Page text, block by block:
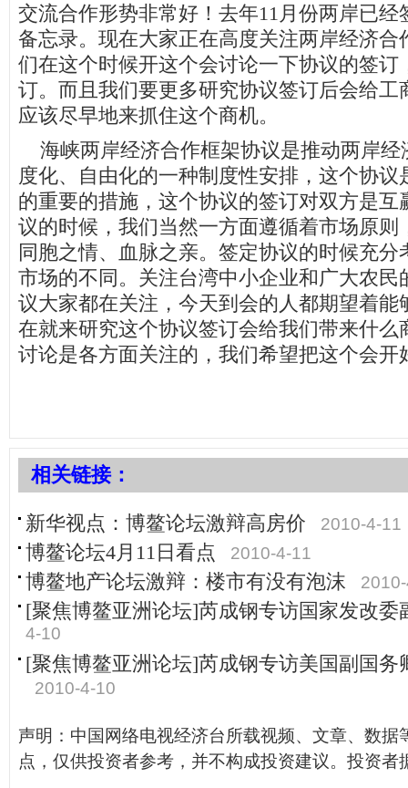
交流合作形势非常好！去年11月份两岸已经
备忘录。现在大家正在高度关注两岸经济合
们在这个时候开这个会讨论一下协议的签订
订。而且我们要更多研究协议签订后会给工
应该尽早地来抓住这个商机。
海峡两岸经济合作框架协议是推动两岸经
度化、自由化的一种制度性安排，这个协议
的重要的措施，这个协议的签订对双方是互
议的时候，我们当然一方面遵循着市场原则
同胞之情、血脉之亲。签定协议的时候充
市场的不同。关注台湾中小企业和广大农民
议大家都在关注，今天到会的人都期望着能
在就来研究这个协议签订会给我们带来什么
讨论是各方面关注的，我们希望把这个会开
相关链接：
新华视点：博鳌论坛激辩高房价 2010-4-11
博鳌论坛4月11日看点 2010-4-11
博鳌地产论坛激辩：楼市有没有泡沫
[聚焦博鳌亚洲论坛]芮成钢专访国家发改委
4-10
[聚焦博鳌亚洲论坛]芮成钢专访美国副国务
2010-4-10
声明：中国网络电视经济台所载视频、文章、数据
点，仅供投资者参考，并不构成投资建议。投资者